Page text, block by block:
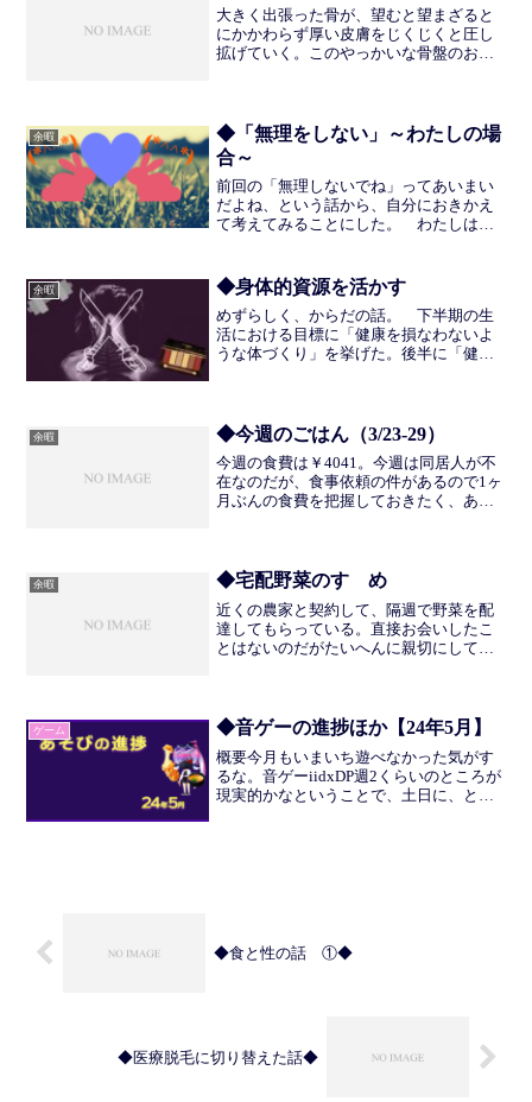
大きく出張った骨が、望むと望まざると
にかかわらず厚い皮膚をじくじくと圧し
拡げていく。このやっかいな骨盤のおか
けたことはないが、ひやひ...
余暇
◆「無理をしない」～わたしの場
合～
前回の「無理しないでね」ってあいまい
だよね、という話から、自分におきかえ
て考えてみることにした。 わたしはと
ートして、非常ブレーキによって停止す
る、というパターンを繰り...
余暇 ◆身体的資源を活かす
めずらしく、からだの話。 下半期の生
活における目標に「健康を損なわないよ
うな体づくり」を挙げた。後半に「健康
資源というのは、自分のも...
余暇 ◆今週のごはん（3/23-29）
今週の食費は￥4041。今週は同居人が不
在なのだが、食事依頼の件があるので1ヶ
月ぶんの食費を把握しておきたく、あえ
つくりおき（左上...
余暇 ◆宅配野菜のすゝめ
近くの農家と契約して、隔週で野菜を配
達してもらっている。直接お会いしたこ
とはないのだがたいへんに親切にしてく
ので追加にもう一回ほしい...
ゲーム ◆音ゲーの進捗ほか【24年5月】
概要今月もいまいち遊べなかった気がす
るな。音ゲーiidxDP週2くらいのところが
現実的かなということで、土日に、と思
◆食と性の話 ①◆
◆医療脱毛に切り替えた話◆